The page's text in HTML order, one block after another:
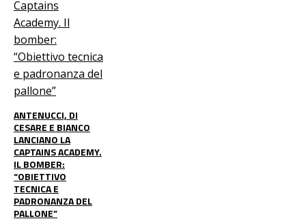
ANTENUCCI, DI
CESARE E BIANCO
LANCIANO LA
CAPTAINS ACADEMY.
IL BOMBER:
“OBIETTIVO
TECNICA E
PADRONANZA DEL
PALLONE”